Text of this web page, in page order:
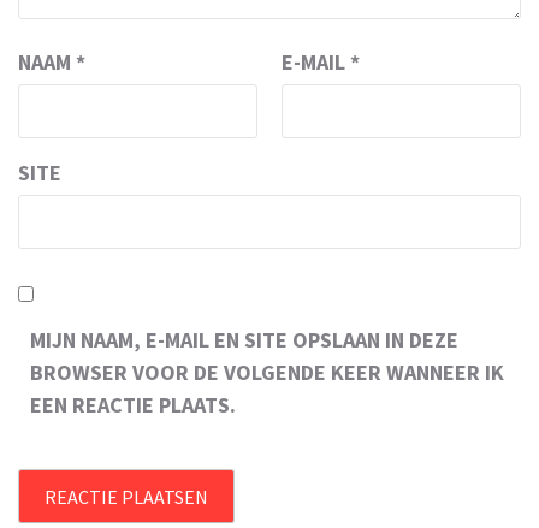
NAAM * E-MAIL *
SITE
MIJN NAAM, E-MAIL EN SITE OPSLAAN IN DEZE
BROWSER VOOR DE VOLGENDE KEER WANNEER IK
EEN REACTIE PLAATS.